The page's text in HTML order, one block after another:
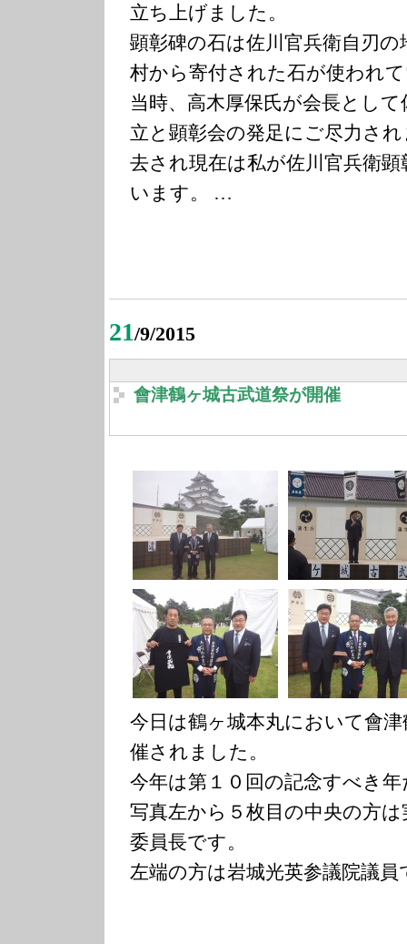
立ち上げました。
顕彰碑の石は佐川官兵衛自刃
村から寄付された石が使われ
当時、高木厚保氏が会長とし
立と顕彰会の発足にご尽力さ
去され現在は私が佐川官兵衛
います。 …
21/9/2015
會津鶴ヶ城古武道祭が開催
今日は鶴ヶ城本丸において會
催されました。
今年は第１０回の記念すべき
写真左から５枚目の中央の方
委員長です。
左端の方は岩城光英参議院議